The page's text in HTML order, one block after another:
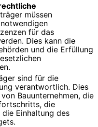
müssen
für das
Dies kann die
und die Erfüllung
sind für die
verantwortlich. Dies
Bauunternehmen, die
die
Einhaltung des